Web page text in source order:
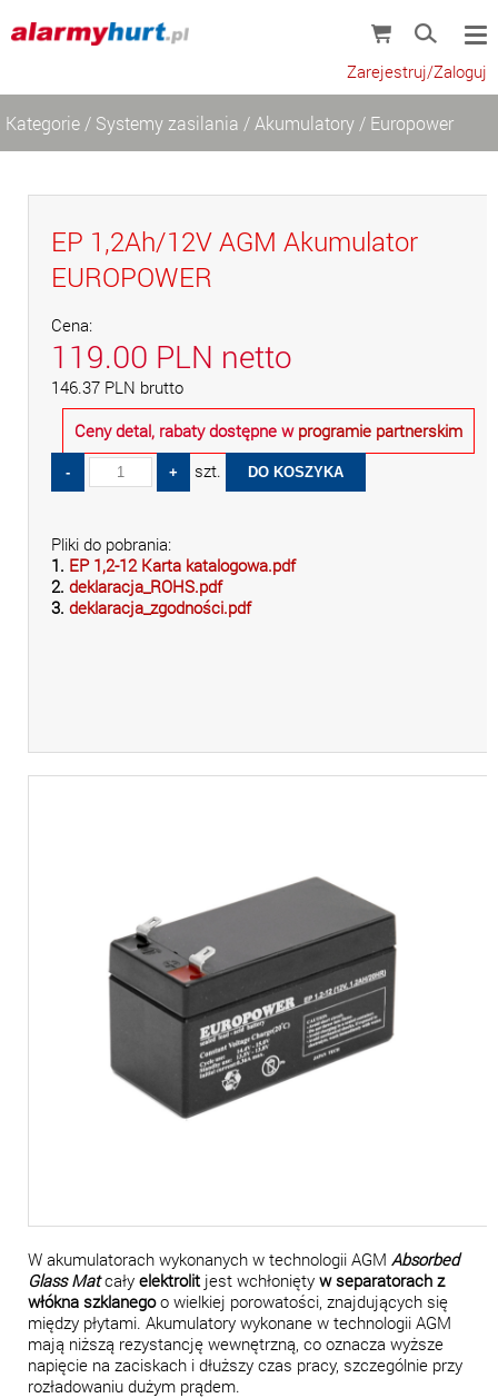
Zarejestruj/Zaloguj
Kategorie / Systemy zasilania / Akumulatory / Europower
EP 1,2Ah/12V AGM Akumulator
EUROPOWER
Cena:
119.00 PLN netto
146.37 PLN brutto
Ceny detal, rabaty dostępne w programie partnerskim
szt.
Pliki do pobrania:
1. EP 1,2-12 Karta katalogowa.pdf
2. deklaracja_ROHS.pdf
3. deklaracja_zgodności.pdf
W akumulatorach wykonanych w technologii AGM Absorbed
Glass Matcały elektrolitjest wchłonięty w separatorach z
włókna szklanegoo wielkiej porowatości, znajdujących się
między płytami. Akumulatory wykonane w technologii AGM
mają niższą rezystancję wewnętrzną, co oznacza wyższe
napięcie na zaciskach i dłuższy czas pracy, szczególnie przy
rozładowaniu dużym prądem.